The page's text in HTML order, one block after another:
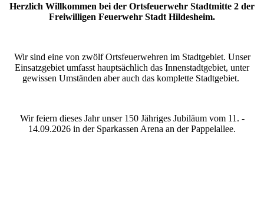
Herzlich Willkommen bei der Ortsfeuerwehr Stadtmitte 2 der
Freiwilligen Feuerwehr Stadt Hildesheim.
Wir sind eine von zwölf Ortsfeuerwehren im Stadtgebiet. Unser
Einsatzgebiet umfasst hauptsächlich das Innenstadtgebiet, unter
gewissen Umständen aber auch das komplette Stadtgebiet.
Wir feiern dieses Jahr unser 150 Jähriges Jubiläum vom 11. -
14.09.2026 in der Sparkassen Arena an der Pappelallee.